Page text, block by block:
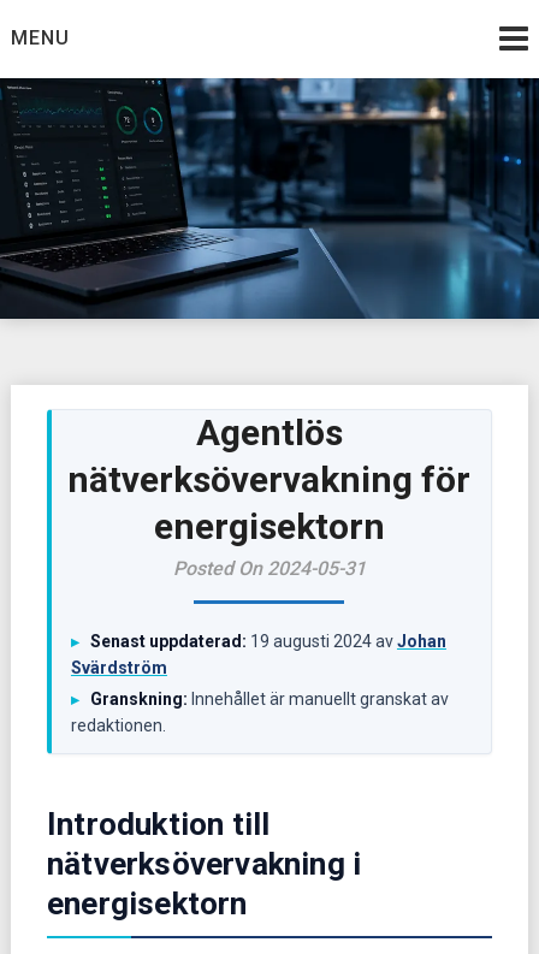
toMENU
Agentlös
nätverksövervakning för
energisektorn
Posted On 2024-05-31
▸ Senast uppdaterad: 19 augusti 2024avJohan
Svärdström
▸ Granskning: Innehållet är manuellt granskat av
redaktionen.
Introduktion till
nätverksövervakning i
energisektorn